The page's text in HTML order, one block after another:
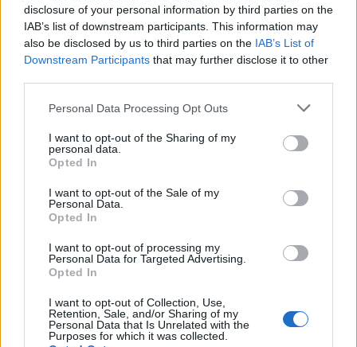
disclosure of your personal information by third parties on the
IAB’s list of downstream participants. This information may
also be disclosed by us to third parties on the IAB’s List of
Downstream Participants that may further disclose it to other
Please note that this website/app uses one or more Google
not limited to your visit or usage behaviour. You may click to
grant or deny consent to Google and its third-party tags to
use your data for below specified purposes in below Google
consent section.
Personal Data Processing Opt Outs
I want to opt-out of the Sharing of my
personal data.
Opted In
I want to opt-out of the Sale of my
Personal Data.
Opted In
I want to opt-out of processing my
Personal Data for Targeted Advertising.
Opted In
I want to opt-out of Collection, Use,
Retention, Sale, and/or Sharing of my
Personal Data that Is Unrelated with the
Purposes for which it was collected.
Η Apple αποφασίζει ποιος μένει και ποιος φεύγει και